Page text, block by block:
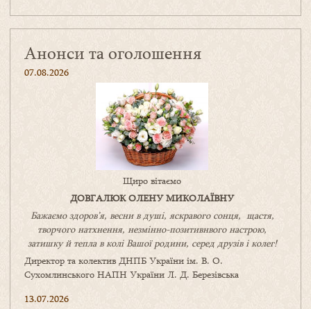
Анонси та оголошення
07.08.2026
Щиро вітаємо
ДОВГАЛЮК ОЛЕНУ МИКОЛАЇВНУ
Бажаємо здоров’я, весни в душі, яскравого сонця, щастя,
творчого натхнення, незмінно-позитивнвого настрою,
затишкуйтепла в коліВашоїродини, серед друзів і колег!
Директор та колектив ДНПБ України ім. В. О.
Сухомлинського НАПН України Л. Д. Березівська
13.07.2026